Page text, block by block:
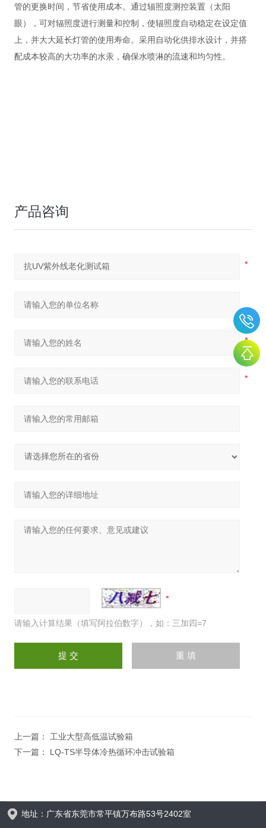
管的更换时间，节省使用成本。通过辐照度测控装置（太阳
眼），可对辐照度进行测量和控制，使辐照度自动稳定在设定值
上，并大大延长灯管的使用寿命。 采用自动化供排水设计，并搭
配成本较高的大功率的水汞，确保水喷淋的流速和均匀性。
产品咨询
请输入计算结果（填写阿拉伯数字），如：三加四=7
上一篇： 工业大型高低温试验箱
下一篇： LQ-TS半导体冷热循环冲击试验箱
地址：广东省东莞市常平镇万布路53号2402室